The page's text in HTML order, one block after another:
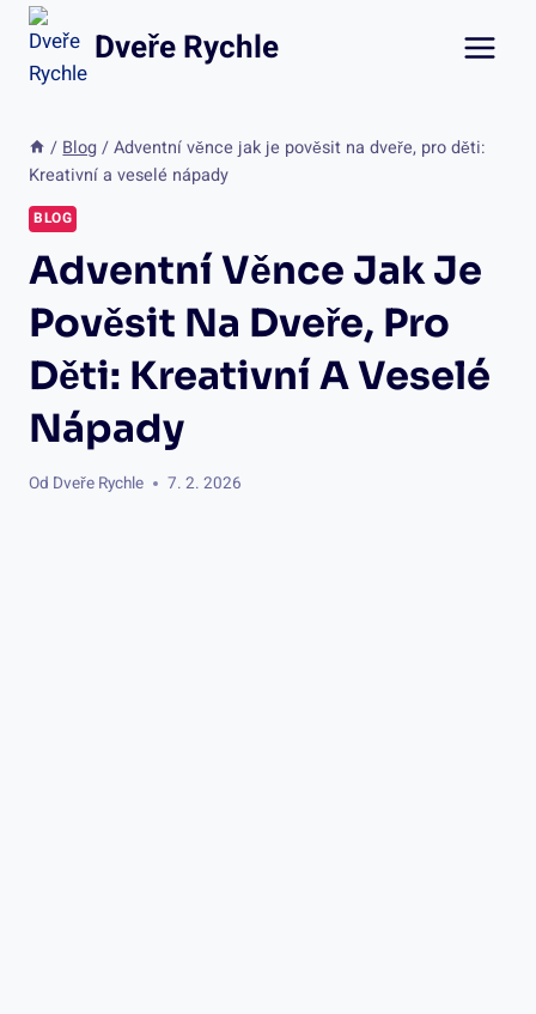
Přeskočit
obsah
Dveře Rychle
/ Blog / Adventní věnce jak je pověsit na dveře, pro děti:
Kreativní a veselé nápady
BLOG
Adventní Věnce Jak Je
Pověsit Na Dveře, Pro
Děti: Kreativní A Veselé
Nápady
Od Dveře Rychle 7. 2. 2026